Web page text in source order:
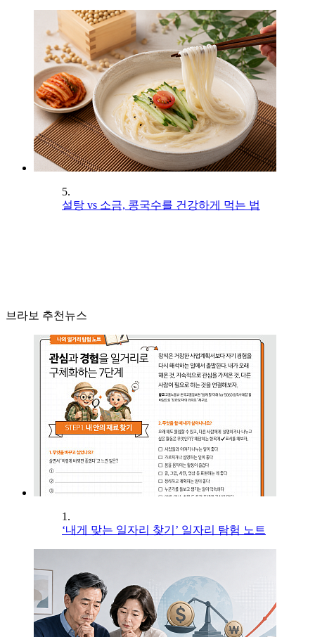
5.
설탕 vs 소금, 콩국수를 건강하게 먹는 법
브라보 추천뉴스
1.
‘내게 맞는 일자리 찾기’ 일자리 탐험 노트